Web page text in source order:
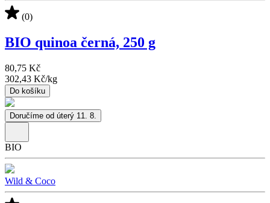
(0)
BIO quinoa černá, 250 g
80,75 Kč
302,43 Kč/kg
Do košíku
Doručíme od úterý 11. 8.
BIO
Wild & Coco